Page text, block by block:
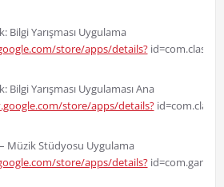
Bilgi Yarışması Uygulama
store/apps/details?
Bilgi Yarışması Uygulaması Ana
store/apps/details?
Müzik Stüdyosu Uygulama
store/apps/details?